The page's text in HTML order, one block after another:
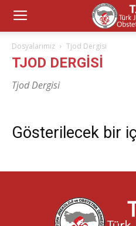
Dosyalarımız Tjod Dergisi
TJOD DERGISI
Tjod Dergisi
Gösterilecek bir